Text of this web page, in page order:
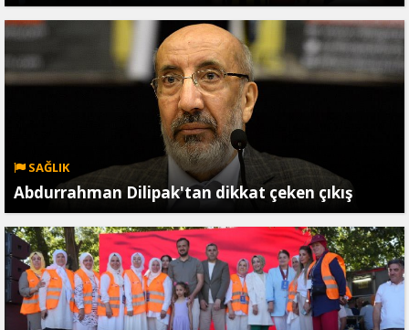
SAĞLIK
Abdurrahman Dilipak'tan dikkat çeken çıkış